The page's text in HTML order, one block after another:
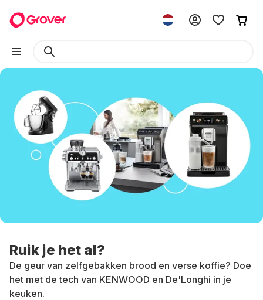
Ruik je het al?
De geur van zelfgebakken brood en verse koffie? Doe
het met de tech van KENWOOD en De'Longhi in je
keuken.